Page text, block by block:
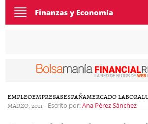
Toggle
navigation
Finanzas y Economía
EMPLEOEMPRESASESPAÑAMERCADO LABORAL
MARZO, 2011 - Escrito por:Ana Pérez Sánchez